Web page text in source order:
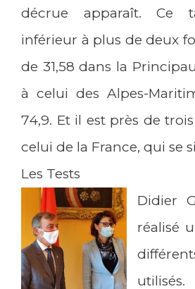
décrue apparaît. Ce
inférieur à plus de deux
de 31,58 dans la
à celui des Alpes-
74,9. Et il est près de
celui de la France, qui se
Les Tests
Didier
réalisé